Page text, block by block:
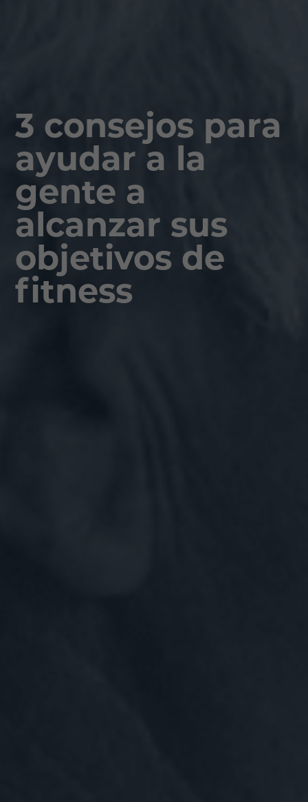
3 consejos para
ayudar a la
gente a
alcanzar sus
objetivos de
fitness